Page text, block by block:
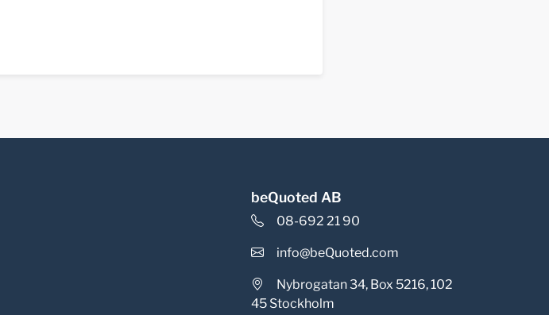
beQuoted AB
08-692 21 90
info@beQuoted.com
Nybrogatan 34, Box 5216, 102
45 Stockholm